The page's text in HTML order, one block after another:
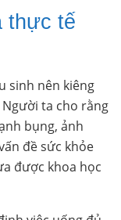
thực tế
sinh nên kiêng
ta cho rằng
bụng, ảnh
đề sức khỏe
được khoa học